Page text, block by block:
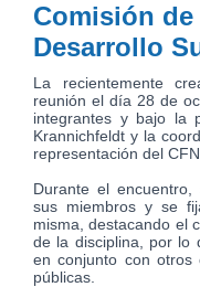
Comisión
Desarrollo
La recientemente
reunión el día 28 de
integrantes y bajo la
Krannichfeldt y la
representación del
Durante el
sus miembros y se
misma, destacando el
de la disciplina, por lo
en conjunto con otros
públicas.